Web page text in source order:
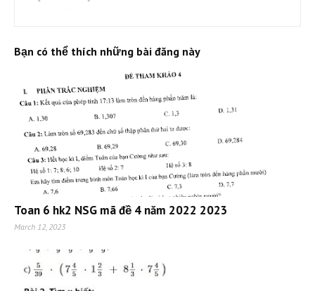
Bạn có thể thích những bài đăng này
Toan 6 hk2 NSG mã đề 4 năm 2022 2023
March 12, 2023